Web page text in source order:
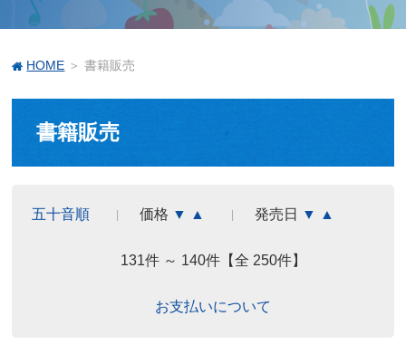
HOME ＞ 書籍販売
書籍販売
五十音順 価格 ▼ ▲ 発売日 ▼ ▲
131件 ～ 140件【全 250件】
お支払いについて